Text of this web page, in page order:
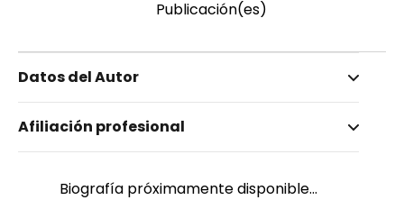
Publicación(es)
Datos del Autor
Hernández Mendieta, Julia
Femenino
Afiliación profesional
Biografía próximamente disponible...